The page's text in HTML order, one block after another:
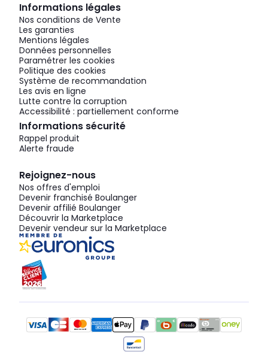
Informations légales
Nos conditions de Vente
Les garanties
Mentions légales
Données personnelles
Paramétrer les cookies
Politique des cookies
Système de recommandation
Les avis en ligne
Lutte contre la corruption
Accessibilité : partiellement conforme
Informations sécurité
Rappel produit
Alerte fraude
Rejoignez-nous
Nos offres d'emploi
Devenir franchisé Boulanger
Devenir affilié Boulanger
Découvrir la Marketplace
Devenir vendeur sur la Marketplace